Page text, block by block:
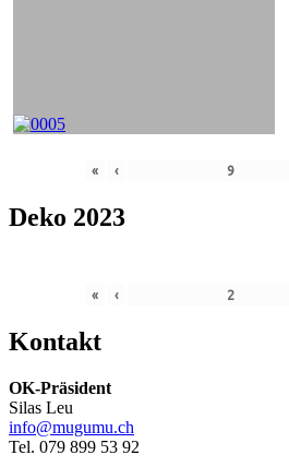
« ‹
Deko 2023
« ‹
Kontakt
OK-Präsident
Silas Leu
info@mugumu.ch
Tel. 079 899 53 92